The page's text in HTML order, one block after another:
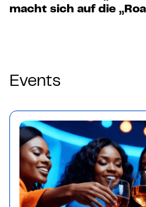
macht sich auf die
Events